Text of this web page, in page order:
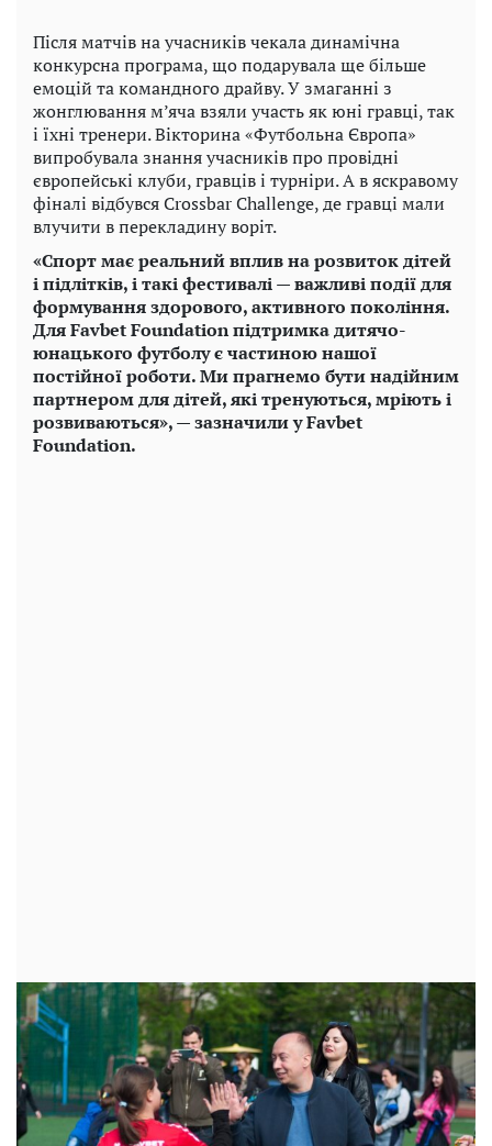
Після матчів на учасників чекала динамічна
конкурсна програма, що подарувала ще більше
емоцій та командного драйву. У змаганні з
жонглювання м’яча взяли участь як юні гравці, так
і їхні тренери. Вікторина «Футбольна Європа»
випробувала знання учасників про провідні
європейські клуби, гравців і турніри. А в яскравому
фіналі відбувся Crossbar Challenge, де гравці мали
влучити в перекладину воріт.
«Спорт має реальний вплив на розвиток дітей
і підлітків, і такі фестивалі — важливі події для
формування здорового, активного покоління.
Для Favbet Foundation підтримка дитячо-
юнацького футболу є частиною нашої
постійної роботи. Ми прагнемо бути надійним
партнером для дітей, які тренуються, мріють і
розвиваються», — зазначили у Favbet
Foundation.